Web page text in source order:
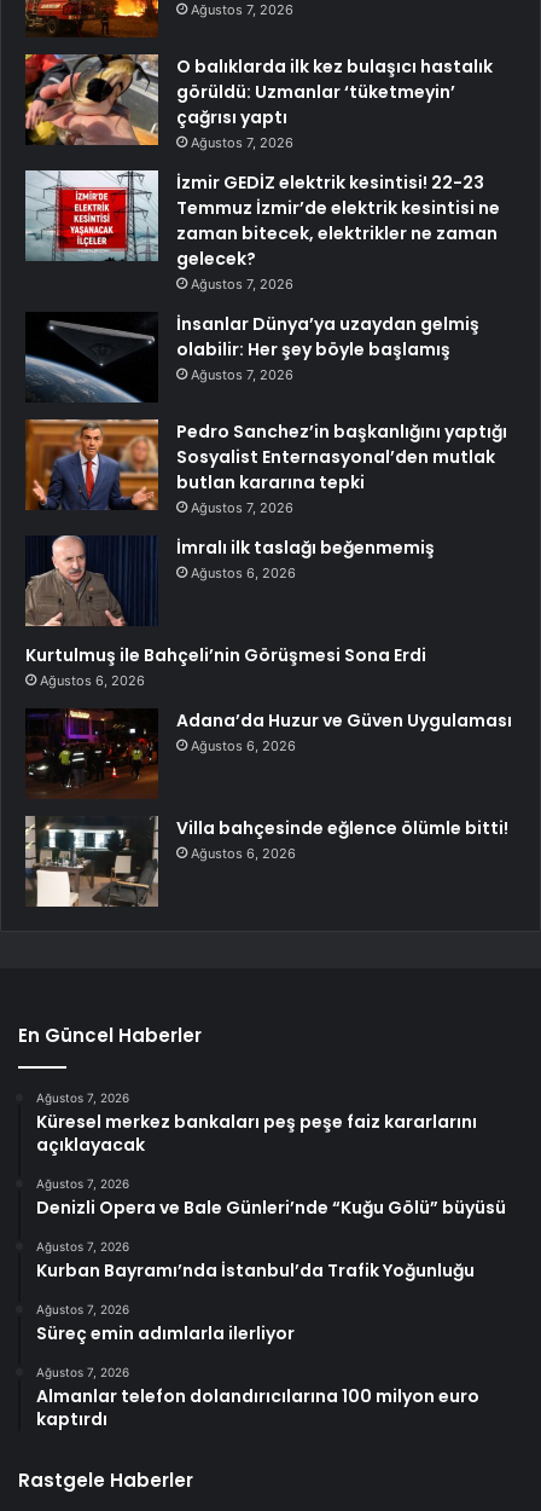
Ağustos 7, 2026
O balıklarda ilk kez bulaşıcı hastalık
görüldü: Uzmanlar ‘tüketmeyin’
çağrısı yaptı
Ağustos 7, 2026
İzmir GEDİZ elektrik kesintisi! 22-23
Temmuz İzmir’de elektrik kesintisi ne
zaman bitecek, elektrikler ne zaman
gelecek?
Ağustos 7, 2026
İnsanlar Dünya’ya uzaydan gelmiş
olabilir: Her şey böyle başlamış
Ağustos 7, 2026
Pedro Sanchez’in başkanlığını yaptığı
Sosyalist Enternasyonal’den mutlak
butlan kararına tepki
Ağustos 7, 2026
İmralı ilk taslağı beğenmemiş
Ağustos 6, 2026
Kurtulmuş ile Bahçeli’nin Görüşmesi Sona Erdi
Ağustos 6, 2026
Adana’da Huzur ve Güven Uygulaması
Ağustos 6, 2026
Villa bahçesinde eğlence ölümle bitti!
Ağustos 6, 2026
En Güncel Haberler
Ağustos 7, 2026
Küresel merkez bankaları peş peşe faiz kararlarını
açıklayacak
Ağustos 7, 2026
Denizli Opera ve Bale Günleri’nde “Kuğu Gölü” büyüsü
Ağustos 7, 2026
Kurban Bayramı’nda İstanbul’da Trafik Yoğunluğu
Ağustos 7, 2026
Süreç emin adımlarla ilerliyor
Ağustos 7, 2026
Almanlar telefon dolandırıcılarına 100 milyon euro
kaptırdı
Rastgele Haberler